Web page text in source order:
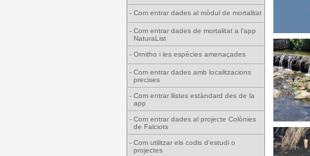
- Com entrar dades al mòdul de mortalitat
- Com entrar dades de mortalitat a l'app
NaturaList
- Ornitho i les espècies amenaçades
- Com entrar dades amb localitzacions
precises
- Com entrar llistes estàndard des de la
app
- Com entrar dades al projecte Colònies
de Falciots
- Com utilitzar els codis d'estudi o
projectes